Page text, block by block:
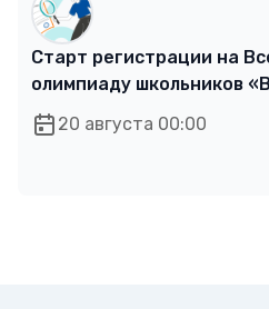
Старт регистрации на
олимпиаду школьников
20 августа 00:00